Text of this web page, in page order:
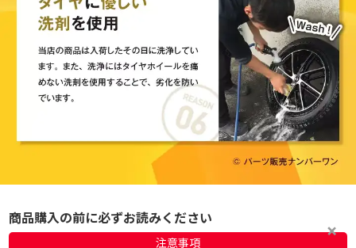
商品購入の前に必ずお読みください
注意事項